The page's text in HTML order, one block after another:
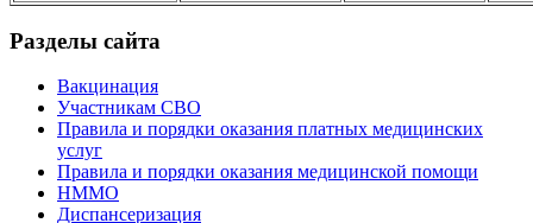
Разделы сайта
Вакцинация
Участникам СВО
Правила и порядки оказания платных медицинских
услуг
Правила и порядки оказания медицинской помощи
НММО
Диспансеризация